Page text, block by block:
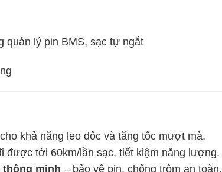
quản lý pin BMS, sạc tự ngắt
khả năng leo dốc và tăng tốc mượt mà.
được tới 60km/lần sạc, tiết kiệm năng lượng.
thông minh – bảo vệ pin, chống trộm an toàn.